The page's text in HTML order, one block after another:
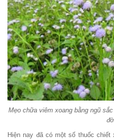
Mẹo chữa viêm xoang bằng ngũ
Hiện nay đã có một số thuốc